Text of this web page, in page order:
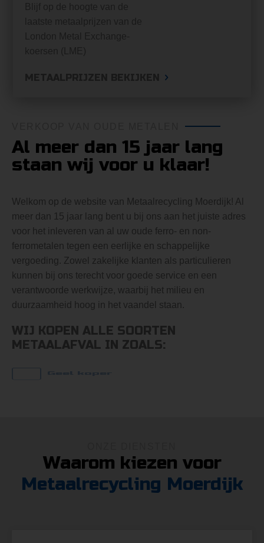
Al meer dan 15 jaar lang
staan wij voor u klaar!
Welkom op de website van Metaalrecycling Moerdijk! Al
meer dan 15 jaar lang bent u bij ons aan het juiste adres
voor het inleveren van al uw oude ferro- en non-
ferrometalen tegen een eerlijke en schappelijke
vergoeding. Zowel zakelijke klanten als particulieren
kunnen bij ons terecht voor goede service en een
verantwoorde werkwijze, waarbij het milieu en
duurzaamheid hoog in het vaandel staan.
WIJ KOPEN ALLE SOORTEN
METAALAFVAL IN ZOALS:
Waarom kiezen voor
Metaalrecycling Moerdijk